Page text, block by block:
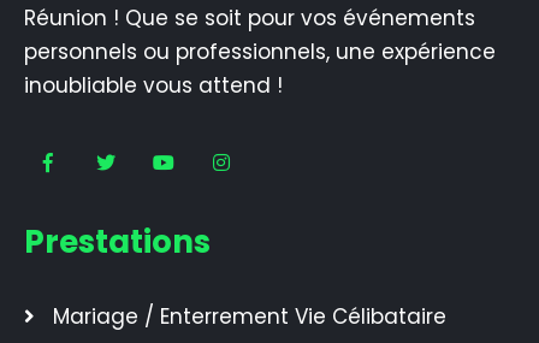
Réunion ! Que se soit pour vos événements
personnels ou professionnels, une expérience
inoubliable vous attend !
Prestations
Mariage / Enterrement Vie Célibataire